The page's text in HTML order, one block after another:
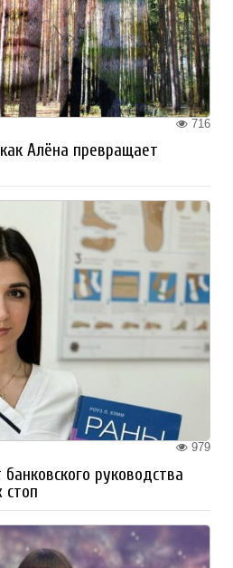
716
Алёна превращает
979
руководства
стоп